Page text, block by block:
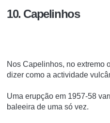
10. Capelinhos
Nos Capelinhos, no extremo
dizer como a actividade
Uma erupção em 1957-58
baleeira de uma só vez.